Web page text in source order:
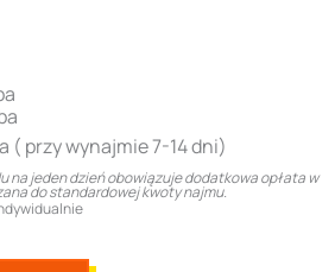
( przy wynajmie 7-14 dni)
na jeden dzień obowiązuje dodatkowa opłata w
do standardowej kwoty najmu.